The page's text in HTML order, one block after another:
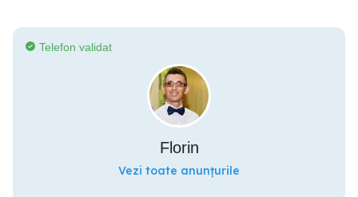
Telefon validat
Florin
Vezi toate anunțurile